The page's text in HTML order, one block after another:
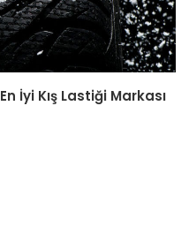
İyi Kış Lastiği Markası